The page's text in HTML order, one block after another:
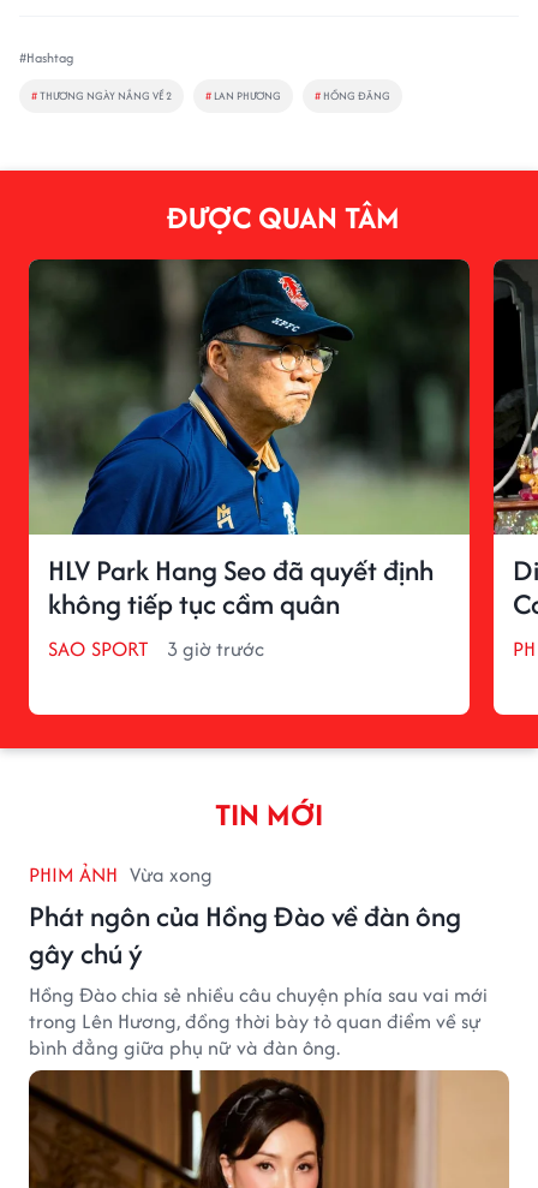
#Hashtag
#THƯƠNG NGÀY NẮNG VỀ 2 # LAN PHƯƠNG # HỒNG ĐĂNG
ĐƯỢC QUAN TÂM
HLV Park Hang Seo đã quyết định
không tiếp tục cầm quân
SAO SPORT 3 giờ trước
TIN MỚI
PHIM ẢNH Vừa xong
Phát ngôn của Hồng Đào về đàn ông
gây chú ý
Hồng Đào chia sẻ nhiều câu chuyện phía sau vai mới
trong Lên Hương, đồng thời bày tỏ quan điểm về sự
bình đẳng giữa phụ nữ và đàn ông.